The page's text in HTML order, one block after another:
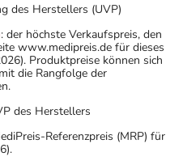
des Herstellers (UVP)
: der höchste Verkaufspreis, den
www.medipreis.de für dieses
Produktpreise können sich
die Rangfolge der
des Herstellers
Referenzpreis (MRP) für